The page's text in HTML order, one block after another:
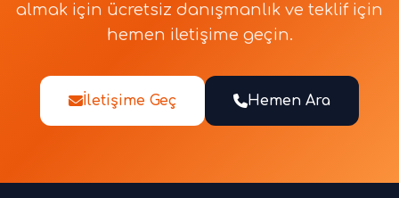
almak için ücretsiz danışmanlık ve teklif için
hemen iletişime geçin.
İletişime Geç Hemen Ara